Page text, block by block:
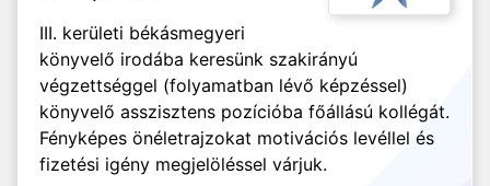
III. kerületi békásmegyeri
könyvelő irodába keresünk szakirányú
végzettséggel (folyamatban lévő képzéssel)
könyvelő asszisztens pozícióba főállású kollégát.
Fényképes önéletrajzokat motivációs levéllel és
fizetési igény megjelöléssel várjuk.